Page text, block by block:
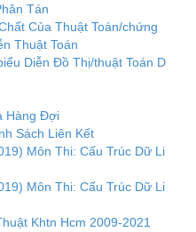
Tán
Của Thuật Toán/chứng
Thuật Toán
Diễn Đồ Thị/thuật Toán D
Hàng Đợi
Sách Liên Kết
Môn Thi: Cấu Trúc Dữ Li
Môn Thi: Cấu Trúc Dữ Li
Khtn Hcm 2009-2021